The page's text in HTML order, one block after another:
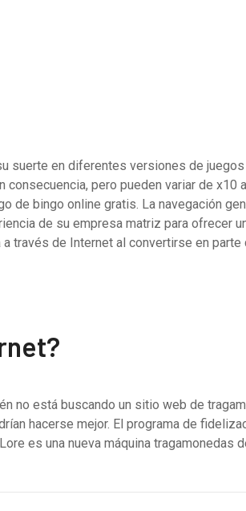
suerte en diferentes versiones de
pero pueden variar de x10
de bingo online gratis. La navegación
de su empresa matriz para ofrecer
través de Internet al convertirse en parte
no está buscando un sitio web de
hacerse mejor. El programa de
es una nueva máquina tragamonedas